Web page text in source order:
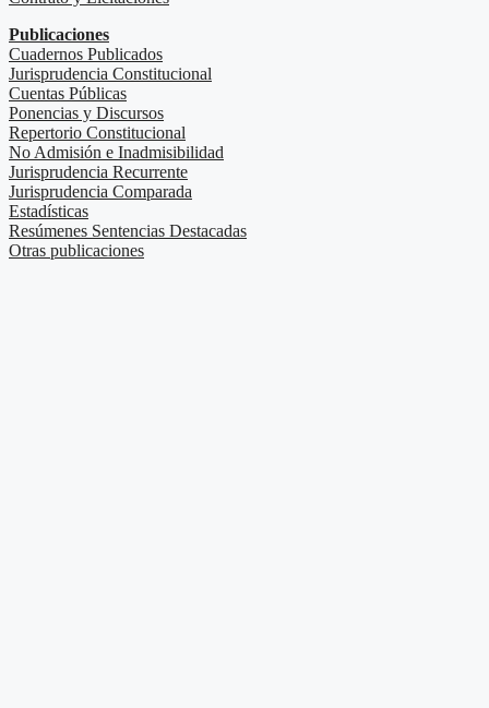
Publicaciones
Cuadernos Publicados
Jurisprudencia Constitucional
Cuentas Públicas
Ponencias y Discursos
Repertorio Constitucional
No Admisión e Inadmisibilidad
Jurisprudencia Recurrente
Jurisprudencia Comparada
Estadísticas
Resúmenes Sentencias Destacadas
Otras publicaciones